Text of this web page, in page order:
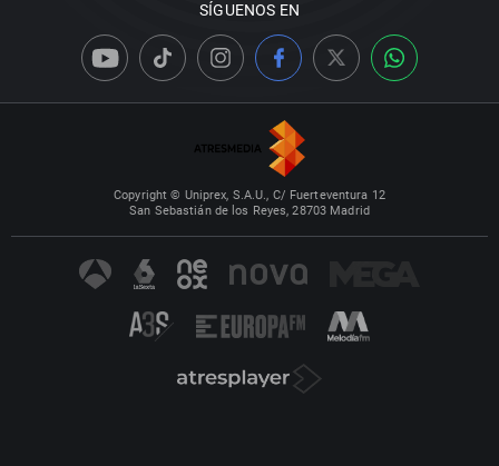
SÍGUENOS EN
Copyright © Uniprex, S.A.U., C/ Fuerteventura 12
San Sebastián de los Reyes, 28703 Madrid